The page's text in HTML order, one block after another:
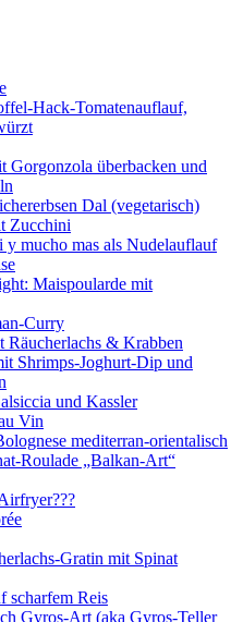
Hack-Tomatenauflauf,
Gorgonzola überbacken und
Dal (vegetarisch)
Zucchini
y mucho mas als Nudelauflauf
Maispoularde mit
Curry
Räucherlachs & Krabben
Shrimps-Joghurt-Dip und
und Kassler
Vin
mediterran-orientalisch
Roulade „Balkan-Art“
Gratin mit Spinat
scharfem Reis
Gyros-Art (aka Gyros-Teller